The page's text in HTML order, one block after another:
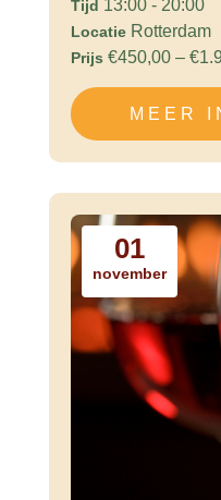
Tijd 13:00 - 20:00
Locatie Rotterdam
Prijs €450,00 –
MEER
01
november